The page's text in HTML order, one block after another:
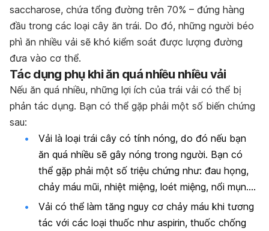
saccharose, chứa tổng đường trên 70% – đứng hàng
đầu trong các loại cây ăn trái. Do đó, những người béo
phì ăn nhiều vải sẽ khó kiểm soát được lượng đường
đưa vào cơ thể.
Tác dụng phụ khi ăn quá nhiều nhiều vải
Nếu ăn quá nhiều, những lợi ích của trái vải có thể bị
phản tác dụng. Bạn có thể gặp phải một số biến chứng
sau:
Vải là loại trái cây có tính nóng, do đó nếu bạn
ăn quá nhiều sẽ gây nóng trong người. Bạn có
thể gặp phải một số triệu chứng như: đau họng,
chảy máu mũi, nhiệt miệng, loét miệng, nổi mụn….
Vải có thể làm tăng nguy cơ chảy máu khi tương
tác với các loại thuốc như aspirin, thuốc chống